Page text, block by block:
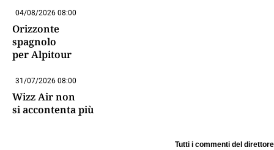
04/08/2026 08:00
Orizzonte
spagnolo
per Alpitour
31/07/2026 08:00
Wizz Air non
si accontenta più
Tutti i commenti del direttore